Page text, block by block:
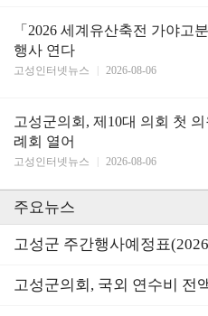
「2026 세계유산축전 가야고분
행사 연다
고성인터넷뉴스 2026-08-06
고성군의회, 제10대 의회 첫 의
례회 열어
고성인터넷뉴스 2026-08-06
주요뉴스
고성군 주간행사예정표
고성군의회, 국외 연수비 전